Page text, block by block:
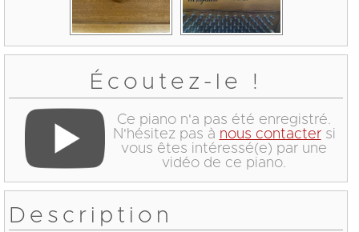
Écoutez-le !
Ce piano n'a pas été enregistré.
N'hésitez pas à nous contactersi
vous êtes intéressé(e) par une
vidéo de ce piano.
Description